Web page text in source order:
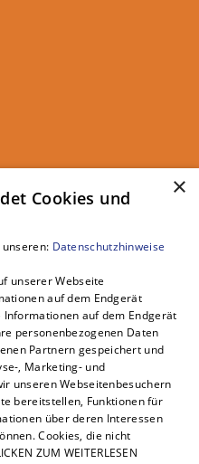
×
Cookies und
Datenschutzhinweise
unserer Webseite
auf dem Endgerät
auf dem Endgerät
personenbezogenen Daten
Partnern gespeichert und
, Marketing- und
unseren Webseitenbesuchern
bereitstellen, Funktionen für
über deren Interessen
Cookies, die nicht
ZUM WEITERLESEN